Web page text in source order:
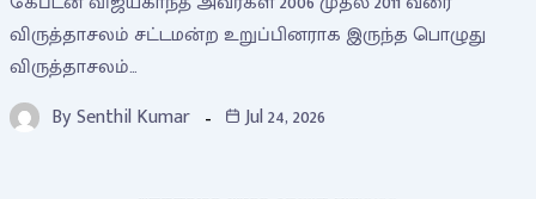
விருத்தாசலம் சட்டமன்ற உறுப்பினராக இருந்த பொழுது
விருத்தாசலம்…
BySenthil Kumar Jul 24, 2026